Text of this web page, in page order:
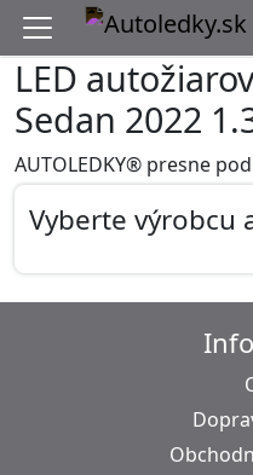
LED
Sedan 2022
AUTOLEDKY® presne
Vyberte výrobcu